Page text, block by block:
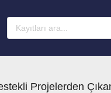
Projelerden